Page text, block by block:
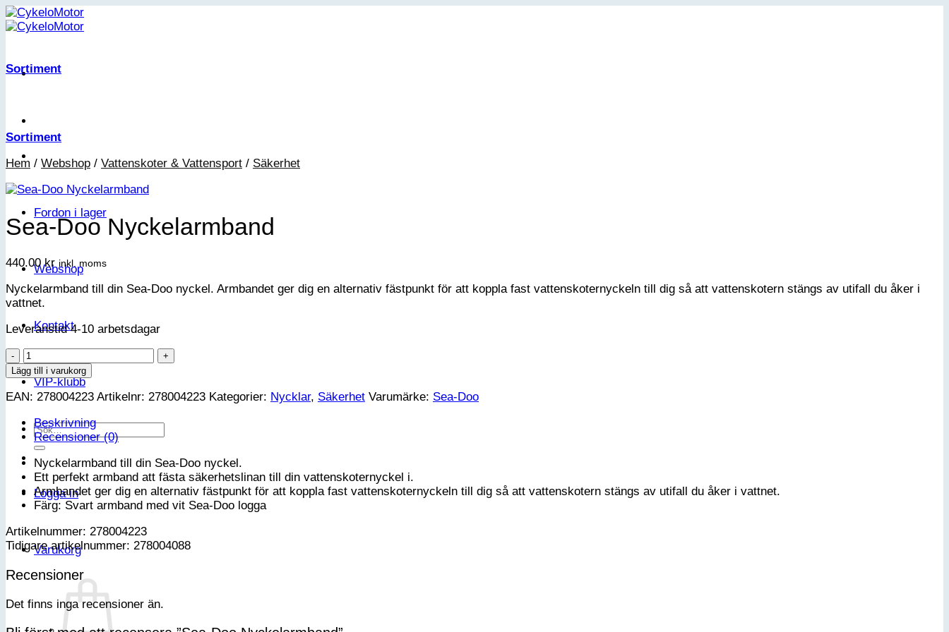
Skip
to
Fordon i lager
Webshop
Kontakt
VIP-klubb
Sök
efter:
Logga in
Varukorg
Sortiment
Sortiment
Hem / Webshop / Vattenskoter & Vattensport / Säkerhet
Sea-Doo Nyckelarmband
440.00kr inkl. moms
Nyckelarmband till din Sea-Doo nyckel. Armbandet ger dig en alternativ fästpunkt för att koppla fast vattenskoternyckeln till dig så att vattenskotern stängs av utifall du åker i
vattnet.
Leveranstid 4-10 arbetsdagar
Sea-
Doo
Nyckelarmband
mängd
Lägg till i varukorg
EAN: 278004223 Artikelnr: 278004223 Kategorier: Nycklar, Säkerhet Varumärke: Sea-Doo
Beskrivning
Recensioner (0)
Nyckelarmband till din Sea-Doo nyckel.
Ett perfekt armband att fästa säkerhetslinan till din vattenskoternyckel i.
Armbandet ger dig en alternativ fästpunkt för att koppla fast vattenskoternyckeln till dig så att vattenskotern stängs av utifall du åker i vattnet.
Färg: Svart armband med vit Sea-Doo logga
Artikelnummer: 278004223
Tidigare artikelnummer: 278004088
Recensioner
Det finns inga recensioner än.